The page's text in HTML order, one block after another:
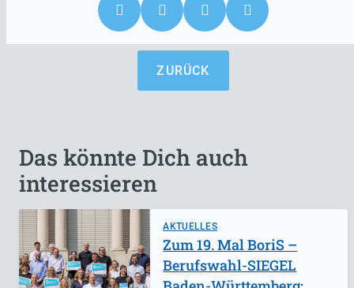
ZURÜCK
Das könnte Dich auch
interessieren
AKTUELLES
Zum 19. Mal BoriS –
Berufswahl-SIEGEL